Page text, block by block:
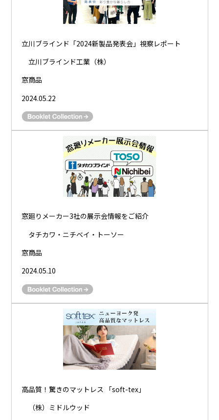
立川ブラインド「2024新製品発表会」視察レポート
立川ブラインド工業（株）
窓商品
2024.05.22
窓廻りメーカー3社の展示会情報をご紹介
タチカワ・ニチベイ・トーソー
窓商品
2024.05.10
高品質！驚きのマットレス 「soft-tex」
（株）ミドルウッド